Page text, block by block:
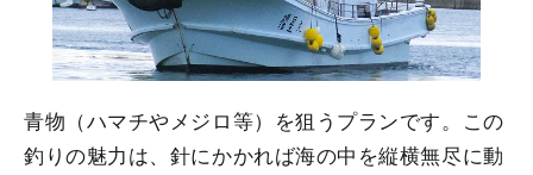
青物（ハマチやメジロ等）を狙うプランです。この
釣りの魅力は、針にかかれば海の中を縦横無尽に動